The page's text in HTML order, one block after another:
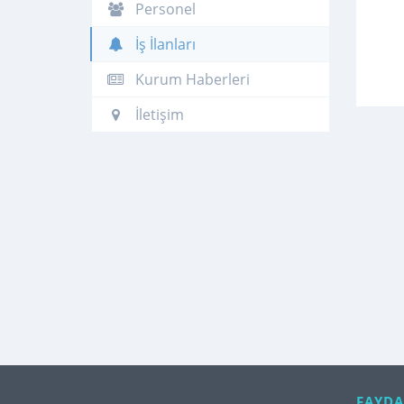
Personel
İş İlanları
Kurum Haberleri
İletişim